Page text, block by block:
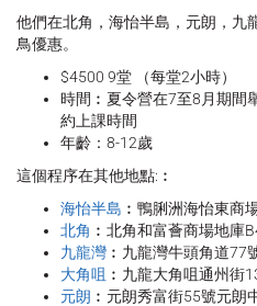
他們在北角，海怡半島，元朗，九
鳥優惠。
$4500 9堂 （每堂2小時）
時間︰夏令營在7至8月期間
約上課時間
年齡：8-12歲
這個程序在其他地點:︰
海怡半島 ︰鴨脷洲海怡東商
北角 ︰北角和富薈商場地庫
九龍灣 ︰九龍灣牛頭角道77
大角咀 ︰九龍大角咀通州街
元朗 ︰元朗秀富街55號元朗